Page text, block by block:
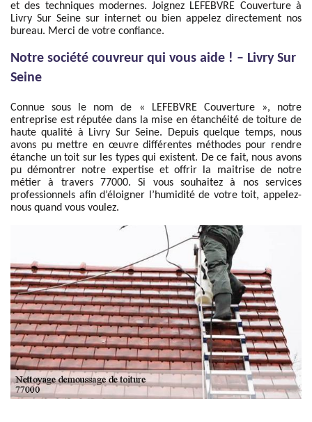
et des techniques modernes. Joignez LEFEBVRE Couverture à
Livry Sur Seine sur internet ou bien appelez directement nos
bureau. Merci de votre confiance.
Notre société couvreur qui vous aide ! – Livry Sur
Seine
Connue sous le nom de « LEFEBVRE Couverture », notre
entreprise est réputée dans la mise en étanchéité de toiture de
haute qualité à Livry Sur Seine. Depuis quelque temps, nous
avons pu mettre en œuvre différentes méthodes pour rendre
étanche un toit sur les types qui existent. De ce fait, nous avons
pu démontrer notre expertise et offrir la maitrise de notre
métier à travers 77000. Si vous souhaitez à nos services
professionnels afin d’éloigner l’humidité de votre toit, appelez-
nous quand vous voulez.